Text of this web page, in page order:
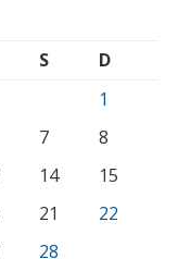
S
D
1
7
8
14
15
21
22
28